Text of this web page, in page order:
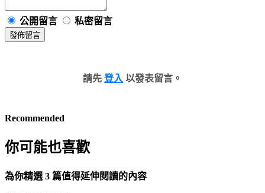
公開留言 私密留言
發佈留言
請先 登入 以發表留言。
Recommended
你可能也喜歡
為你精選 3 篇值得延伸閱讀的內容